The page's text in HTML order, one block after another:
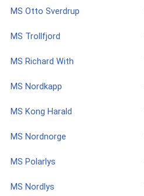
MS Otto Sverdrup
MS Trollfjord
MS Richard With
MS Nordkapp
MS Kong Harald
MS Nordnorge
MS Polarlys
MS Nordlys